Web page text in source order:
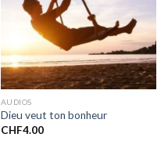
AUDIOS
Dieu veut ton bonheur
CHF4.00